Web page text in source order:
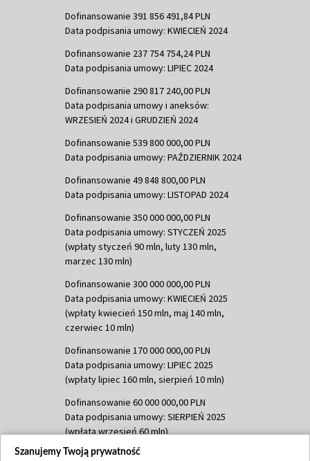
Dofinansowanie 391 856 491,84 PLN
Data podpisania umowy: KWIECIEŃ 2024
Dofinansowanie 237 754 754,24 PLN
Data podpisania umowy: LIPIEC 2024
Dofinansowanie 290 817 240,00 PLN
Data podpisania umowy i aneksów:
WRZESIEŃ 2024 i GRUDZIEŃ 2024
Dofinansowanie 539 800 000,00 PLN
Data podpisania umowy: PAŹDZIERNIK 2024
Dofinansowanie 49 848 800,00 PLN
Data podpisania umowy: LISTOPAD 2024
Dofinansowanie 350 000 000,00 PLN
Data podpisania umowy: STYCZEŃ 2025
(wpłaty styczeń 90 mln, luty 130 mln,
marzec 130 mln)
Dofinansowanie 300 000 000,00 PLN
Data podpisania umowy: KWIECIEŃ 2025
(wpłaty kwiecień 150 mln, maj 140 mln,
czerwiec 10 mln)
Dofinansowanie 170 000 000,00 PLN
Data podpisania umowy: LIPIEC 2025
(wpłaty lipiec 160 mln, sierpień 10 mln)
Dofinansowanie 60 000 000,00 PLN
Data podpisania umowy: SIERPIEŃ 2025
(wpłata wrzesień 60 mln)
Dofinansowanie 635 783 051,21 PLN
Szanujemy Twoją prywatność